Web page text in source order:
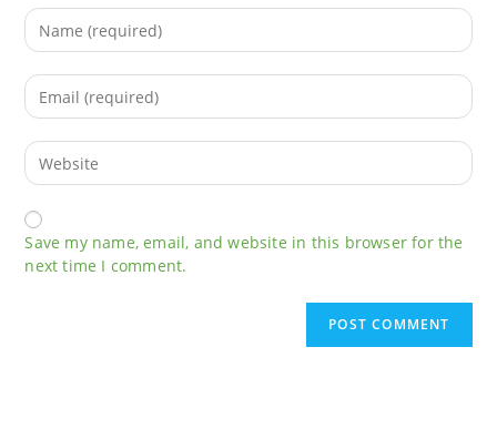
Save my name, email, and website in this browser for the
next time I comment.